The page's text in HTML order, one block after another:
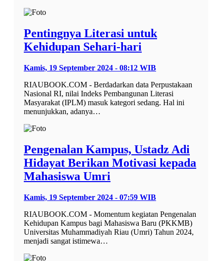
Pentingnya Literasi untuk
Kehidupan Sehari-hari
Kamis, 19 September 2024 - 08:12 WIB
RIAUBOOK.COM - Berdadarkan data Perpustakaan
Nasional RI, nilai Indeks Pembangunan Literasi
Masyarakat (IPLM) masuk kategori sedang. Hal ini
menunjukkan, adanya…
Pengenalan Kampus, Ustadz Adi
Hidayat Berikan Motivasi kepada
Mahasiswa Umri
Kamis, 19 September 2024 - 07:59 WIB
RIAUBOOK.COM - Momentum kegiatan Pengenalan
Kehidupan Kampus bagi Mahasiswa Baru (PKKMB)
Universitas Muhammadiyah Riau (Umri) Tahun 2024,
menjadi sangat istimewa…